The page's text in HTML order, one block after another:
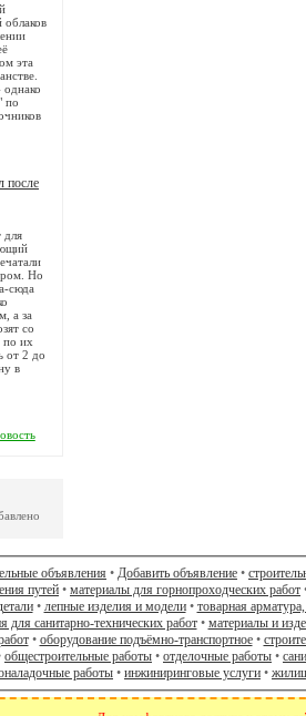
облаков
эта
по
после
для
Но
сюда
а за
со
по их
от 2 до
в
объявления • Добавить объявление •
путей • материалы для горнопроходческих работ
• лепные изделия и модели• товарная
для санитарно-технических работ• материалы и
• оборудование подъёмно-транспортное•
общестроительные работы • отделочные работы •
работы • инжиниринговые услуги •